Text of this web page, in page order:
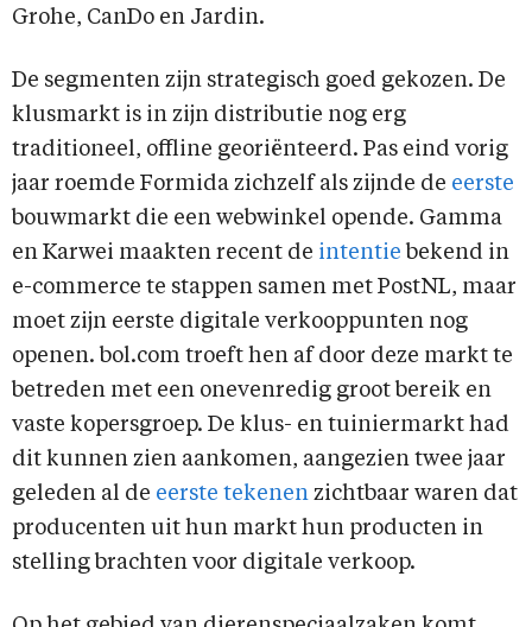
Grohe, CanDo en Jardin.
De segmenten zijn strategisch goed gekozen. De
klusmarkt is in zijn distributie nog erg
traditioneel, offline georiënteerd. Pas eind vorig
jaar roemde Formida zichzelf als zijnde de eerste
bouwmarkt die een webwinkel opende. Gamma
en Karwei maakten recent de intentie bekend in
e-commerce te stappen samen met PostNL, maar
moet zijn eerste digitale verkooppunten nog
openen. bol.com troeft hen af door deze markt te
betreden met een onevenredig groot bereik en
vaste kopersgroep. De klus- en tuiniermarkt had
dit kunnen zien aankomen, aangezien twee jaar
geleden al de eerste tekenen zichtbaar waren dat
producenten uit hun markt hun producten in
stelling brachten voor digitale verkoop.